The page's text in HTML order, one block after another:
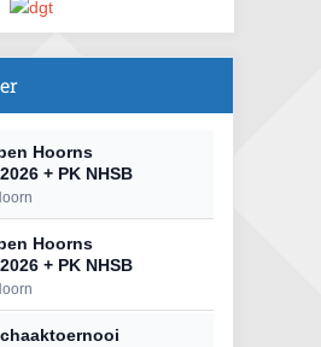
Hoorns
+ PK NHSB
Hoorns
+ PK NHSB